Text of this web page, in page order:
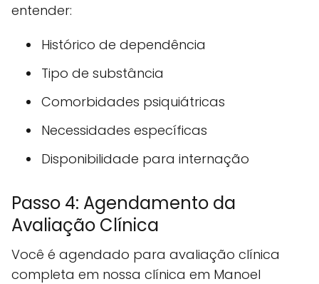
entender:
Histórico de dependência
Tipo de substância
Comorbidades psiquiátricas
Necessidades específicas
Disponibilidade para internação
Passo 4: Agendamento da
Avaliação Clínica
Você é agendado para avaliação clínica
completa em nossa clínica em Manoel